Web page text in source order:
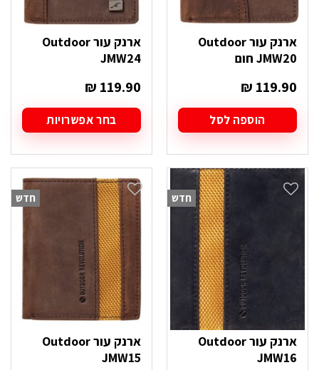
ארנק עור Outdoor
JMW20 חום
₪ 119.90
הוספה לסל
ארנק עור Outdoor
JMW24
₪ 119.90
בחר אפשרויות
זה
יש
מספר
סוגים.
ניתן
לבחור
את
האפשרויות
בעמוד
המוצר
חדש
ארנק עור Outdoor
JMW16
חדש
ארנק עור Outdoor
JMW15